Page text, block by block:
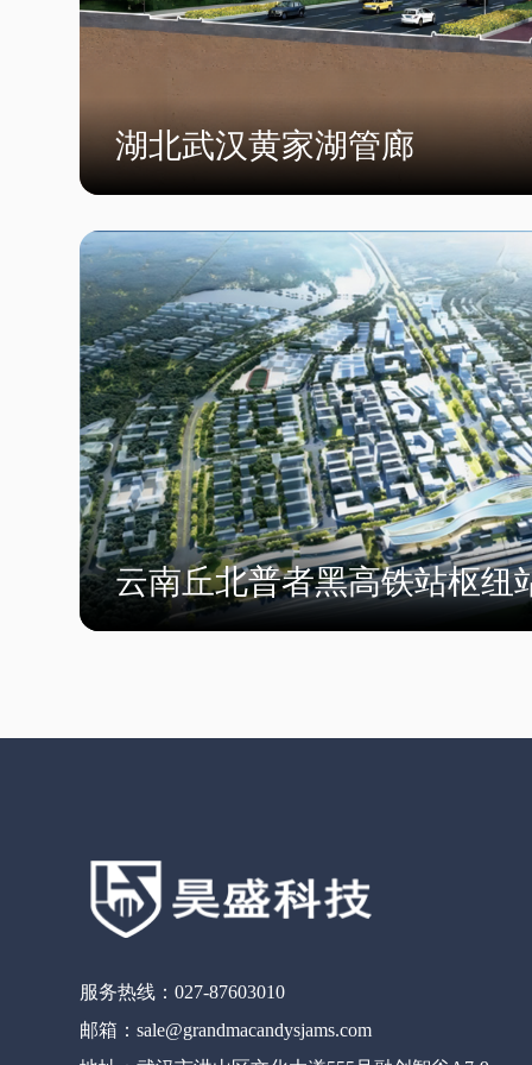
湖北武汉黄家湖管廊
云南丘北普者黑高铁站枢纽
服务热线：027-87603010
邮箱：sale@grandmacandysjams.com